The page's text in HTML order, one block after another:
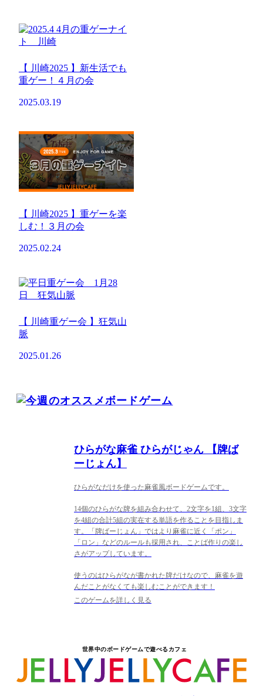
【 川崎2025 】新生活でも
重ゲー！４月の会
2025.03.19
【 川崎2025 】重ゲーを楽
しむ！３月の会
2025.02.24
【 川崎重ゲー会 】狂気山
脈
2025.01.26
ひらがな麻雀 ひらがじゃん 【牌ば
ーじょん】
ひらがなだけを使った麻雀風ボードゲームです。
14個のひらがな牌を組み合わせて、2文字を1組、3文字
を4組の合計5組の実在する単語を作ることを目指しま
す。「牌ばーじょん」ではより麻雀に近く「ポン」
「ロン」などのルールも採用され、ことば作りの楽し
さがアップしています。
使うのはひらがなが書かれた牌だけなので、麻雀を遊
んだことがなくても楽しむことができます！
このゲームを詳しく見る
世界中のボードゲームで遊べるカフェ